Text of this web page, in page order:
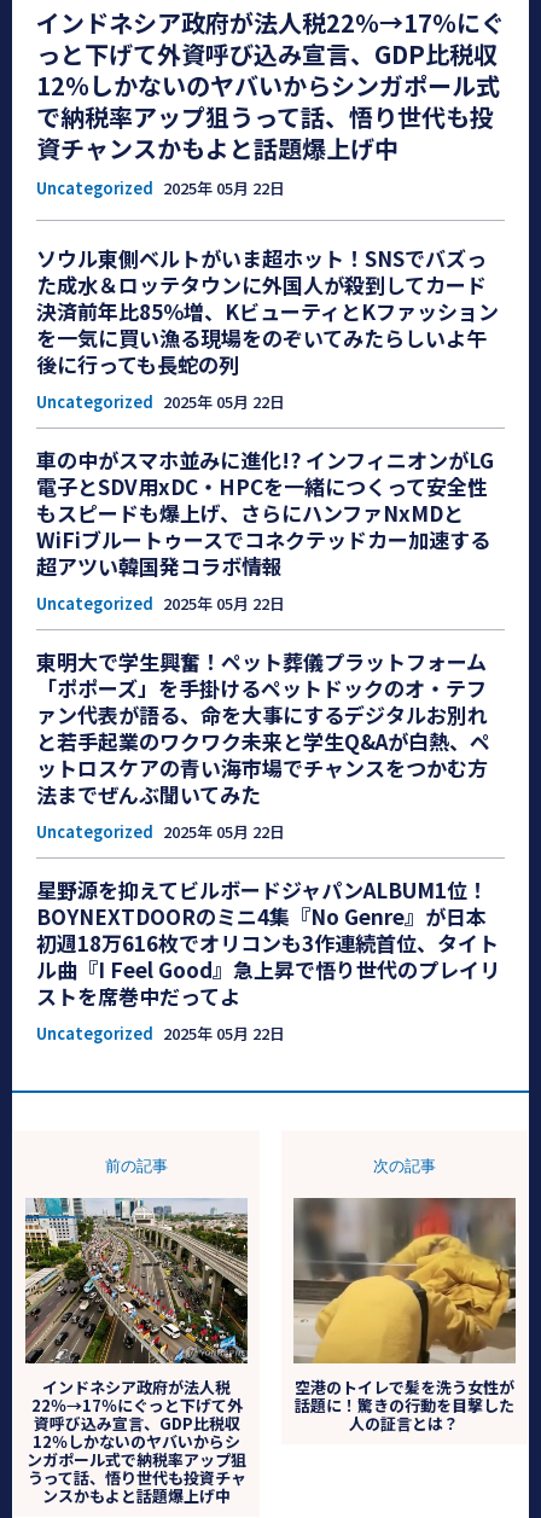
インドネシア政府が法人税22％→17％にぐ
っと下げて外資呼び込み宣言、GDP比税収
12％しかないのヤバいからシンガポール式
で納税率アップ狙うって話、悟り世代も投
資チャンスかもよと話題爆上げ中
Uncategorized 2025年 05月 22日
ソウル東側ベルトがいま超ホット！SNSでバズっ
た成水＆ロッテタウンに外国人が殺到してカード
決済前年比85％増、KビューティとKファッション
を一気に買い漁る現場をのぞいてみたらしいよ午
後に行っても長蛇の列
Uncategorized 2025年 05月 22日
車の中がスマホ並みに進化!? インフィニオンがLG
電子とSDV用xDC・HPCを一緒につくって安全性
もスピードも爆上げ、さらにハンファNxMDと
WiFiブルートゥースでコネクテッドカー加速する
超アツい韓国発コラボ情報
Uncategorized 2025年 05月 22日
東明大で学生興奮！ペット葬儀プラットフォーム
「ポポーズ」を手掛けるペットドックのオ・テフ
ァン代表が語る、命を大事にするデジタルお別れ
と若手起業のワクワク未来と学生Q&Aが白熱、ペ
ットロスケアの青い海市場でチャンスをつかむ方
法までぜんぶ聞いてみた
Uncategorized 2025年 05月 22日
星野源を抑えてビルボードジャパンALBUM1位！
BOYNEXTDOORのミニ4集『No Genre』が日本
初週18万616枚でオリコンも3作連続首位、タイト
ル曲『I Feel Good』急上昇で悟り世代のプレイリ
ストを席巻中だってよ
Uncategorized 2025年 05月 22日
前の記事
インドネシア政府が法人税
22％→17％にぐっと下げて外
資呼び込み宣言、GDP比税収
12％しかないのヤバいからシ
ンガポール式で納税率アップ狙
うって話、悟り世代も投資チャ
ンスかもよと話題爆上げ中
次の記事
空港のトイレで髪を洗う女性が
話題に！驚きの行動を目撃した
人の証言とは？